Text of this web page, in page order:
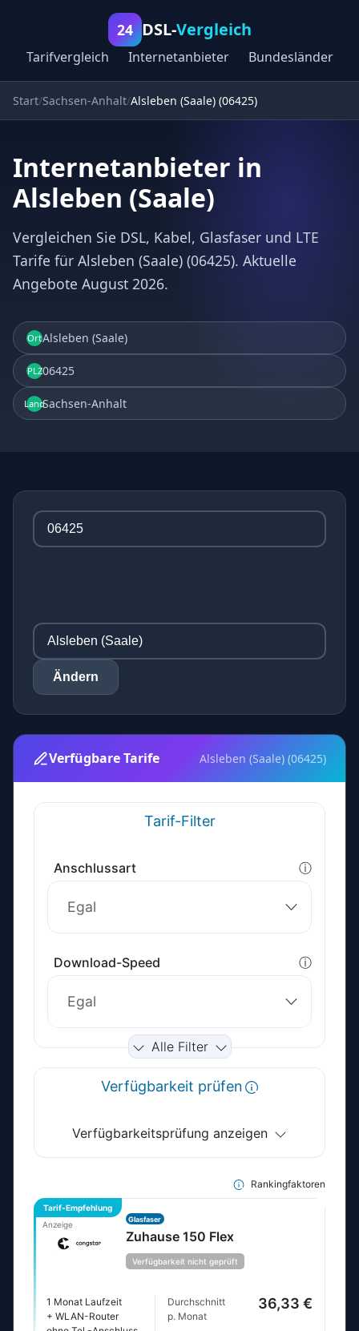
24 DSL-Vergleich
Tarifvergleich Internetanbieter Bundesländer
Start Sachsen-Anhalt Alsleben (Saale) (06425)
Internetanbieter in
Alsleben (Saale)
Vergleichen Sie DSL, Kabel, Glasfaser und LTE
Tarife für Alsleben (Saale) (06425). Aktuelle
Angebote August 2026.
OrtAlsleben (Saale)
PLZ06425
LandSachsen-Anhalt
Ändern
Verfügbare Tarife Alsleben (Saale) (06425)